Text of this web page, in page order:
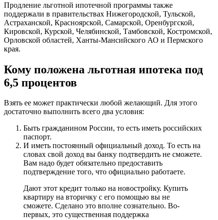
Продление льготной ипотечной программы также
поддержали в правительствах Нижегородской, Тульской,
Астраханской, Красноярской, Самарской, Оренбургской,
Кировской, Курской, Челябинской, Тамбовской, Костромской,
Орловской областей, Ханты-Мансийского АО и Пермского
края.
Кому положена льготная ипотека под
6,5 процентов
Взять ее может практически любой желающий. Для этого
достаточно выполнить всего два условия:
Быть гражданином России, то есть иметь российских
паспорт.
И иметь постоянный официальный доход. То есть на
словах свой доход вы банку подтвердить не сможете.
Вам надо будет обязательно предоставить
подтверждение того, что официально работаете.
Дают этот кредит только на новостройку. Купить
квартиру на вторичку с его помощью вы не
сможете. Сделано это вполне сознательно. Во-
первых, это существенная поддержка